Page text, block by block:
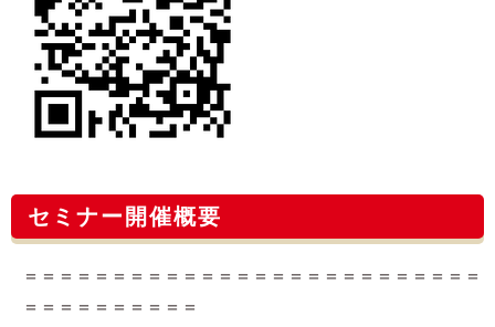
セミナー開催概要
＝＝＝＝＝＝＝＝＝＝＝＝＝＝＝＝＝＝＝＝＝＝＝＝＝＝
＝＝＝＝＝＝＝＝＝＝